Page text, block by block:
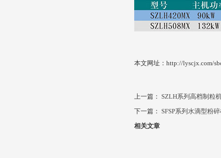
本文网址：http://lyscjx.com/
上一篇： SZLH系列高档制粒
下一篇： SFSP系列水滴型粉
相关文章